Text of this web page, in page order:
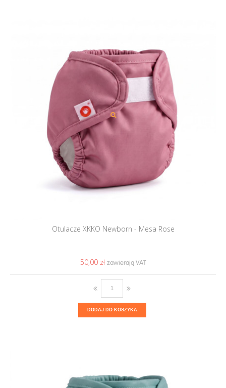
Otulacze XKKO Newborn - Mesa Rose
50,00 ‎zł
DODAJ DO KOSZYKA